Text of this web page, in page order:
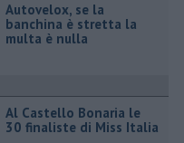
Autovelox, se la
banchina è stretta la
multa è nulla
Al Castello Bonaria le
30 finaliste di Miss Italia